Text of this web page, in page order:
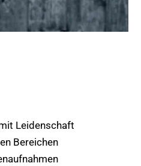
Leidenschaft
Bereichen